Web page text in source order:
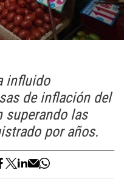
influido
de inflación del
superando las
por años.